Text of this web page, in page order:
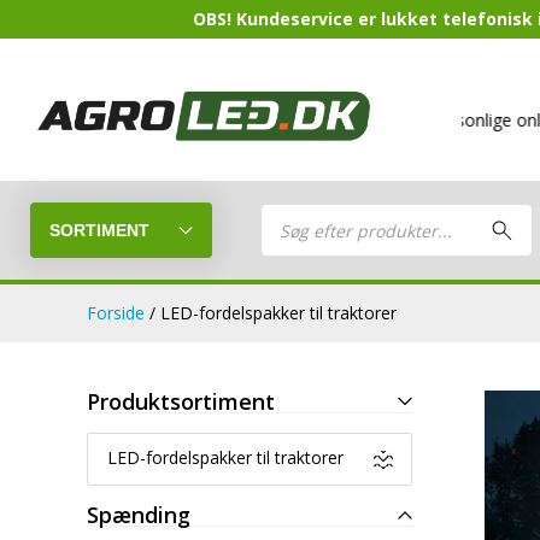
OBS! Kundeservice er lukket
Mere end 500 varerpå lager Din personlige online butik
SORTIMENT
Products
search
LED-Guide LED-
LED-forlygter
Forside / LED-fordelspakker til traktorer
Produktsortiment
LED-fordelspakker til traktorer
Spænding